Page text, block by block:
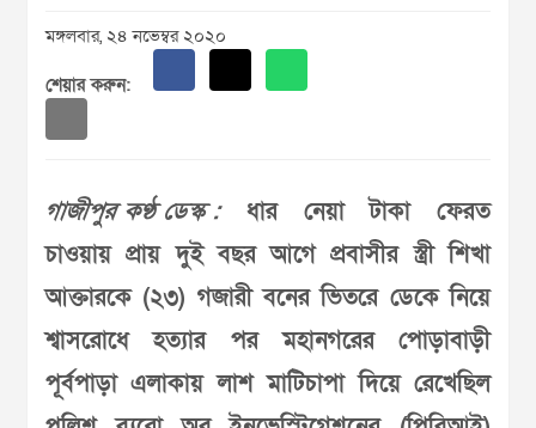
মঙ্গলবার, ২৪ নভেম্বর ২০২০
শেয়ার করুন:
গাজীপুর কণ্ঠ ডেস্ক :ধার নেয়া টাকা ফেরত
চাওয়ায় প্রায় দুই বছর আগে প্রবাসীর স্ত্রী শিখা
আক্তারকে (২৩) গজারী বনের ভিতরে ডেকে নিয়ে
শ্বাসরোধে হত্যার পর মহানগরের পোড়াবাড়ী
পূর্বপাড়া এলাকায় লাশ মাটিচাপা দিয়ে রেখেছিল